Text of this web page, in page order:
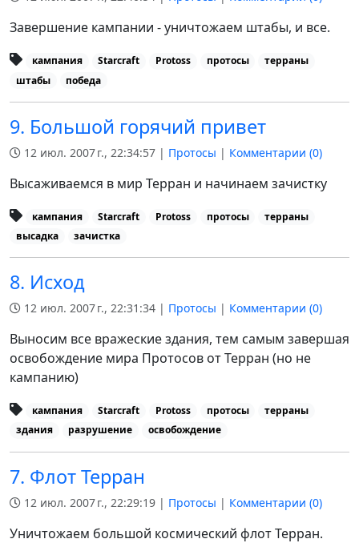
Завершение кампании - уничтожаем штабы, и все.
кампания Starcraft Protoss протосы
терраны
штабы
победа
9. Большой горячий привет
12 июл. 2007 г., 22:34:57 | Протосы | Комментарии (0)
Высаживаемся в мир Терран и начинаем зачистку
кампания Starcraft Protoss протосы
терраны
высадка
зачистка
8. Исход
12 июл. 2007 г., 22:31:34 | Протосы | Комментарии (0)
Выносим все вражеские здания, тем самым завершая
освобождение мира Протосов от Терран (но не
кампанию)
кампания Starcraft Protoss протосы
терраны
здания
разрушение освобождение
7. Флот Терран
12 июл. 2007 г., 22:29:19 | Протосы | Комментарии (0)
Уничтожаем большой космический флот Терран.